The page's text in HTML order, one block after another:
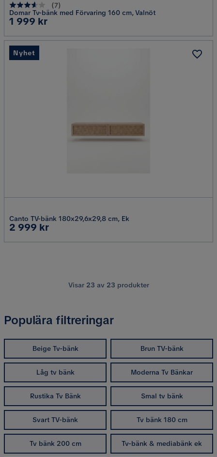
(7)
Domar Tv-bänk med Förvaring 160 cm, Valnöt
Pris
1 999 kr
Canto TV-bänk 180x29,6x29,8 cm, Ek
Pris
2 999 kr
Nyhet
Visar 23 av 23 produkter
Populära filtreringar
Beige Tv-bänk Brun TV-bänk
Låg tv bänk Moderna Tv Bänkar
Rustika Tv Bänk Smal tv bänk
Svart TV-bänk Tv bänk 180 cm
Tv bänk 200 cm Tv-bänk & mediabänk ek